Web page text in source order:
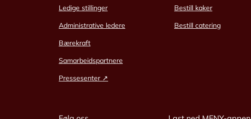
Ledige stillinger
Administrative ledere
Bærekraft
Samarbeidspartnere
Pressesenter ↗
Bestill kaker
Bestill catering